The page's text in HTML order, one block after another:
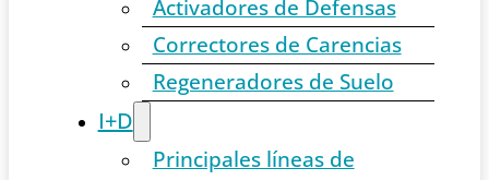
Activadores de Defensas
Correctores de Carencias
Regeneradores de Suelo
I+D
Principales líneas de